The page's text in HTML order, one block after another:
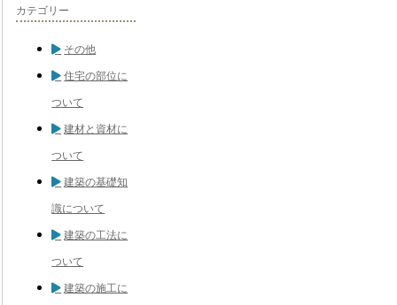
カテゴリー
その他
住宅の部位に
ついて
建材と資材に
ついて
建築の基礎知
識について
建築の工法に
ついて
建築の施工に